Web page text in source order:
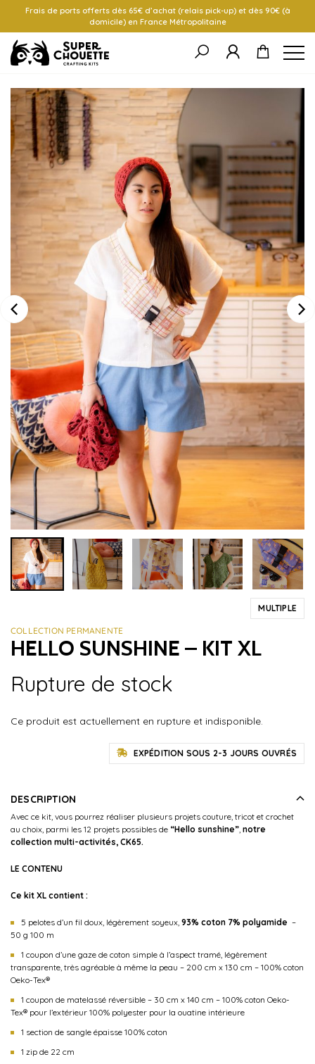
Frais de ports offerts dès 65€ d’achat (relais pick-up) et dès 90€ (à
domicile) en France Métropolitaine
MULTIPLE
COLLECTION PERMANENTE
HELLO SUNSHINE – KIT XL
Rupture de stock
Ce produit est actuellement en rupture et indisponible.
EXPÉDITION SOUS 2-3 JOURS OUVRÉS
DESCRIPTION
Avec ce kit, vous pourrez réaliser plusieurs projets couture, tricot et crochet
au choix, parmi les 12 projets possibles de “Hello sunshine” notre
collection multi-activités, CK65.
LE CONTENU
Ce kit XL contient :
5 pelotes d’un fil doux, légèrement soyeux, 93% coton 7% polyamide –
50 g 100 m
1 coupon d’une gaze de coton simple à l’aspect tramé, légèrement
transparente, très agréable à même la peau – 200 cm x 130 cm – 100% coton
Oeko-Tex®
1 coupon de matelassé réversible – 30 cm x 140 cm – 100% coton Oeko-
Tex® pour l’extérieur 100% polyester pour la ouatine intérieure
1 section de sangle épaisse 100% coton
1 zip de 22 cm